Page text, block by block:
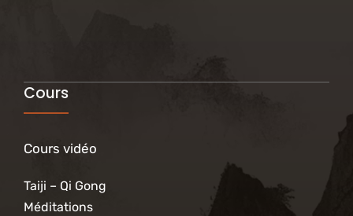
Cours
Cours vidéo
Taiji – Qi Gong
Méditations